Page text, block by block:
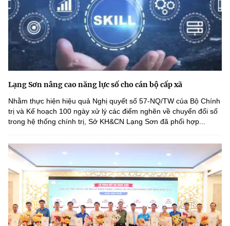
Lạng Sơn nâng cao năng lực số cho cán bộ cấp xã
Nhằm thực hiện hiệu quả Nghị quyết số 57-NQ/TW của Bộ Chính
trị và Kế hoạch 100 ngày xử lý các điểm nghẽn về chuyển đổi số
trong hệ thống chính trị, Sở KH&CN Lạng Sơn đã phối hợp...